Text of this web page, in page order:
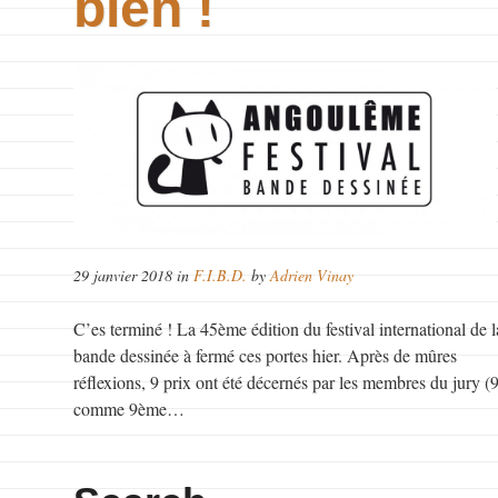
29 janvier 2018 inF.I.B.D. byAdrien Vinay
C’es terminé ! La 45ème édition du festival international de
bande dessinée à fermé ces portes hier. Après de mûres
réflexions, 9 prix ont été décernés par les membres du jury
comme 9ème…